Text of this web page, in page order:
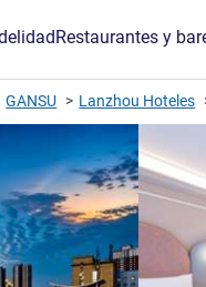
Restaurantes y
GANSU Lanzhou Hoteles